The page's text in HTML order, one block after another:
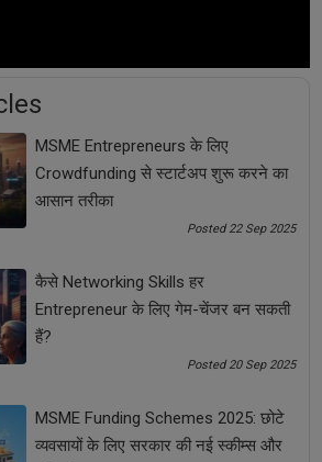
Business Tips photography
Tips
फोटोग्राफी
MSME Entrepreneurs के लिए
Crowdfunding से स्टार्टअप शुरू करने का
आसान तरीका
Posted 22 Sep 2025
कैसे Networking Skills हर
Entrepreneur के लिए गेम-चेंजर बन सकती
हैं?
Posted 20 Sep 2025
MSME Funding Schemes 2025: छोटे
व्यवसायों के लिए सरकार की नई स्कीम्स और